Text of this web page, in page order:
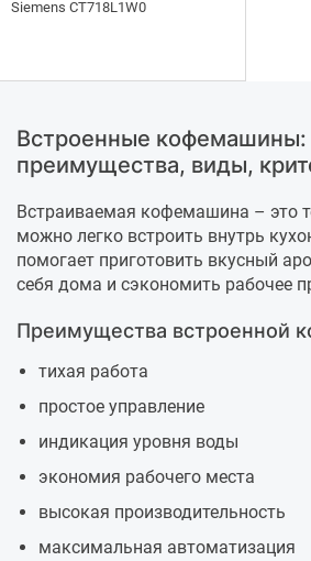
Siemens CT718L1W0
Встроенные кофемашины:
преимущества, виды,
Встраиваемая кофемашина – это
можно легко встроить внутрь
помогает приготовить вкусный
себя дома и сэкономить рабочее
Преимущества встроенной
тихая работа
простое управление
индикация уровня воды
экономия рабочего места
высокая производительность
максимальная автоматизация